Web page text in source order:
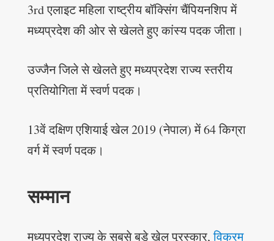
3rd एलाइट महिला राष्ट्रीय बॉक्सिंग चैंपियनशिप में
मध्यप्रदेश की ओर से खेलते हुए कांस्य पदक जीता।
उज्जैन जिले से खेलते हुए मध्यप्रदेश राज्य स्तरीय
प्रतियोगिता में स्वर्ण पदक।
13वें दक्षिण एशियाई खेल 2019 (नेपाल) में 64 किग्रा
वर्ग में स्वर्ण पदक।
सम्मान
मध्यप्रदेश राज्य के सबसे बड़े खेल पुरस्कार,विक्रम